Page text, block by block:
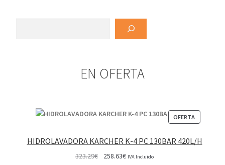
EN OFERTA
OFERTA
EN
HIDROLAVADORA KARCHER K-4 PC 130BAR 420L/H
323.29€ 258.63€ElIVA Incluido